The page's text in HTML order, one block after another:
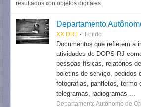
resultados con objetos digitales
XX DRJ Fondo
Documentos que refletem a
atividades do DOPS-RJ
pessoas físicas, relatórios
boletins de serviço, pedidos
fotografias, panfletos, termo
telegramas, radiogramas ...
Departamento Autônomo de